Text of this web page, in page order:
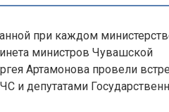
при каждом
министров Чувашской
Артамонова провели
и депутатами